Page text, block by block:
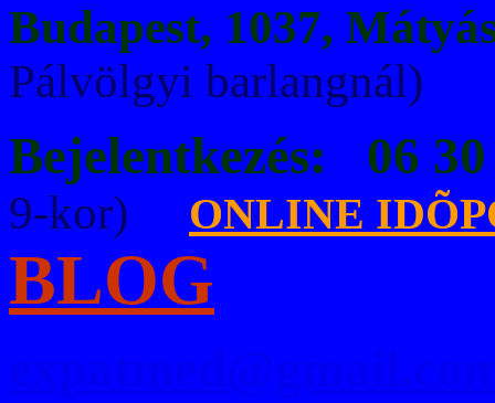
Budapest, 1037,
Pálvölgyi
Bejelentkezés: 06 30
9-kor) ONLINE
BLOG